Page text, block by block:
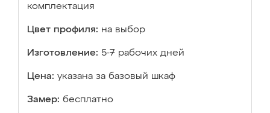
комплектация
Цвет профиля: на выбор
Изготовление: 5-7 рабочих дней
Цена: указана за базовый шкаф
Замер: бесплатно